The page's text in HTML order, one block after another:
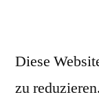
Diese
zu reduzieren.